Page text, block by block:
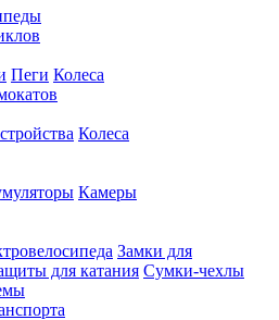
Пеги Колеса
Колеса
Камеры
Замки для
для катания Сумки-чехлы